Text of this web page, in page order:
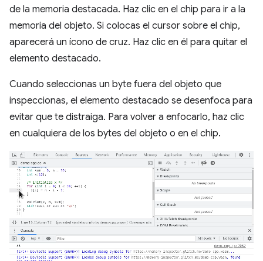
de la memoria destacada. Haz clic en el chip para ir a la
memoria del objeto. Si colocas el cursor sobre el chip,
aparecerá un ícono de cruz. Haz clic en él para quitar el
elemento destacado.
Cuando seleccionas un byte fuera del objeto que
inspeccionas, el elemento destacado se desenfoca para
evitar que te distraiga. Para volver a enfocarlo, haz clic
en cualquiera de los bytes del objeto o en el chip.